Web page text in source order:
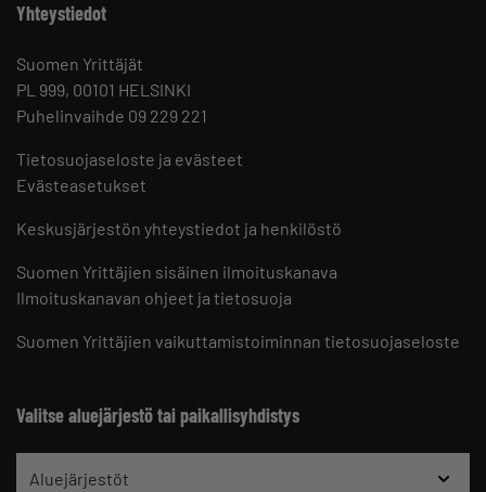
Yhteystiedot
Suomen Yrittäjät
PL 999, 00101 HELSINKI
Puhelinvaihde 09 229 221
Tietosuojaseloste ja evästeet
Evästeasetukset
Keskusjärjestön yhteystiedot ja henkilöstö
Suomen Yrittäjien sisäinen ilmoituskanava
Ilmoituskanavan ohjeet ja tietosuoja
Suomen Yrittäjien vaikuttamistoiminnan tietosuojaseloste
Valitse aluejärjestö tai paikallisyhdistys
Aluejärjestöt